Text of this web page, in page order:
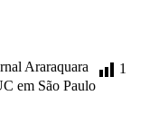
Araraquara
1
em São Paulo